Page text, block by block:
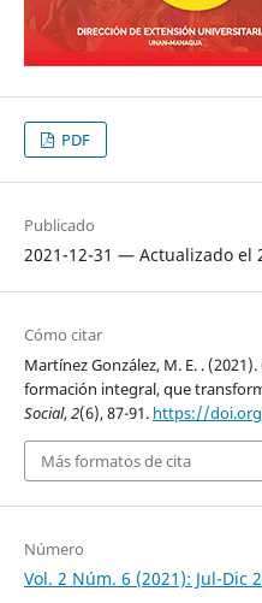
PDF
Publicado
2021-12-31 — Actualizado el
Cómo citar
Martínez González, M. E. .
formación integral, que
Social,2(6), 87-91. https://
Más formatos de cita
Número
Vol. 2 Núm. 6 (2021): Jul-Dic